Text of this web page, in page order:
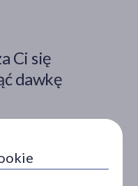
Ci się
dawkę
lek.